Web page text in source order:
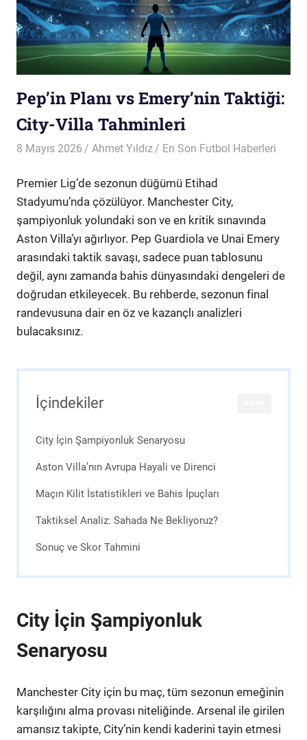
Pep’in Planı vs Emery’nin Taktiği:
City-Villa Tahminleri
8 Mayıs 2026 Ahmet Yıldız En Son Futbol Haberleri
Premier Lig’de sezonun düğümü Etihad
Stadyumu’nda çözülüyor. Manchester City,
şampiyonluk yolundaki son ve en kritik sınavında
Aston Villa’yı ağırlıyor. Pep Guardiola ve Unai Emery
arasındaki taktik savaşı, sadece puan tablosunu
değil, aynı zamanda bahis dünyasındaki dengeleri de
doğrudan etkileyecek. Bu rehberde, sezonun final
randevusuna dair en öz ve kazançlı analizleri
bulacaksınız.
İçindekiler
City İçin Şampiyonluk Senaryosu
Aston Villa’nın Avrupa Hayali ve Direnci
Maçın Kilit İstatistikleri ve Bahis İpuçları
Taktiksel Analiz: Sahada Ne Bekliyoruz?
Sonuç ve Skor Tahmini
City İçin Şampiyonluk
Senaryosu
Manchester City için bu maç, tüm sezonun emeğinin
karşılığını alma provası niteliğinde. Arsenal ile girilen
amansız takipte, City’nin kendi kaderini tayin etmesi